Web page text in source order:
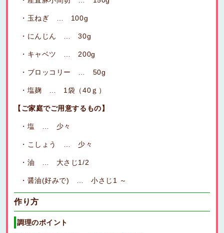
玉ねぎ … 100g
にんじん … 30g
キャベツ … 200g
ブロッコリー … 50g
塩麹 … 1袋（40ｇ）
【ご家庭でご用意するもの】
塩 … 少々
こしょう … 少々
油 … 大さじ1/2
醤油(好みで) … 小さじ1 ～
作り方
調理のポイント